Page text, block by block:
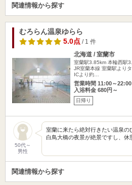
関連情報から探す
むろらん温泉ゆらら
5.0点/ 1 件
北海道 / 室蘭市
室蘭駅3.85km 本輪西駅
JR室蘭本線 室蘭駅より
ICより約…
営業時間 11:00～22:00
入浴料金 680円～
日帰り
50代～
男性
室蘭に来たら絶対行きたい温泉の
白鳥大橋の夜景が絶景ですし、休
関連情報から探す